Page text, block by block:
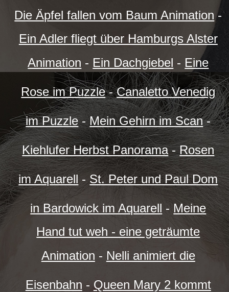
Die Äpfel fallen vom Baum Animation-
Ein Adler fliegt über Hamburgs Alster
Animation - Ein Dachgiebel - Eine
Rose im Puzzle-Canaletto Venedig
im Puzzle-Mein Gehirn im Scan-
Kiehlufer Herbst Panorama-Rosen
im Aquarell - St. Peter und Paul Dom
in Bardowick im Aquarell -Meine
Hand tut weh - eine geträumte
Animation - Nelli animiert die
Eisenbahn - Queen Mary 2 kommt